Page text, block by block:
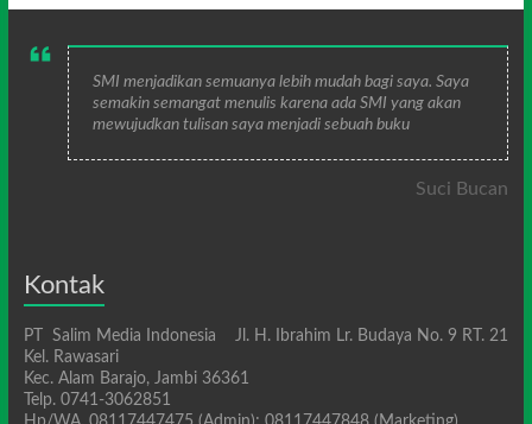
SMI menjadikan semuanya lebih mudah bagi saya. Saya
semakin semangat menulis karena ada SMI yang akan
mewujudkan tulisan saya menjadi sebuah buku
Suci Bucan
Kontak
PT Salim Media Indonesia Jl. H. Ibrahim Lr. Budaya No. 9 RT. 21
Kel. Rawasari
Kec. Alam Barajo, Jambi 36361
Telp. 0741-3062851